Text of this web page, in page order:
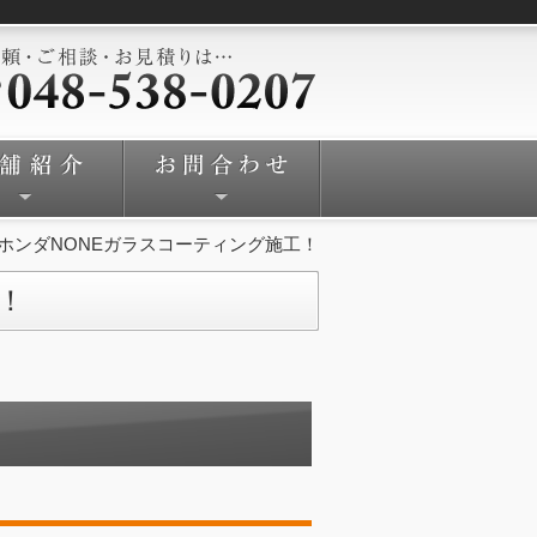
ンダNONEガラスコーティング施工！